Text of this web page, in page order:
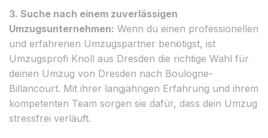
3. Suche nach einem zuverlässigen
Umzugsunternehmen: Wenn du einen professionellen
und erfahrenen Umzugspartner benötigst, ist
Umzugsprofi Knoll aus Dresden die richtige Wahl für
deinen Umzug von Dresden nach Boulogne-
Billancourt. Mit ihrer langjährigen Erfahrung und ihrem
kompetenten Team sorgen sie dafür, dass dein Umzug
stressfrei verläuft.